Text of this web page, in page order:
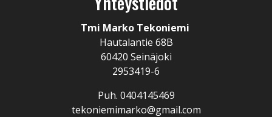
Tmi Marko Tekoniemi
Hautalantie 68B
60420 Seinäjoki
2953419-6
Puh. 0404145469
tekoniemimarko@gmail.com